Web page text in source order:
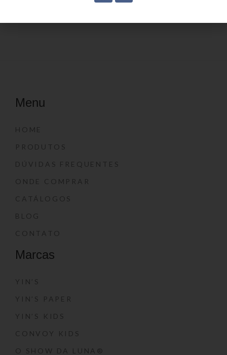
Menu
HOME
PRODUTOS
DÚVIDAS FREQUENTES
ONDE COMPRAR
CATÁLOGOS
BLOG
CONTATO
Marcas
YIN’S
YIN’S PAPER
YIN’S KIDS
CONVOY KIDS
O SHOW DA LUNA®